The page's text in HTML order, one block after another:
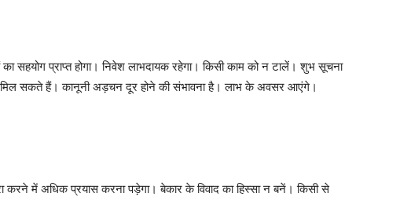
का सहयोग प्राप्त होगा। निवेश लाभदायक रहेगा। किसी काम को न टालें। शुभ सूचना
मिल सकते हैं। कानूनी अड़चन दूर होने की संभावना है। लाभ के अवसर आएंगे।
करने में अधिक प्रयास करना पड़ेगा। बेकार के विवाद का हिस्सा न बनें। किसी से